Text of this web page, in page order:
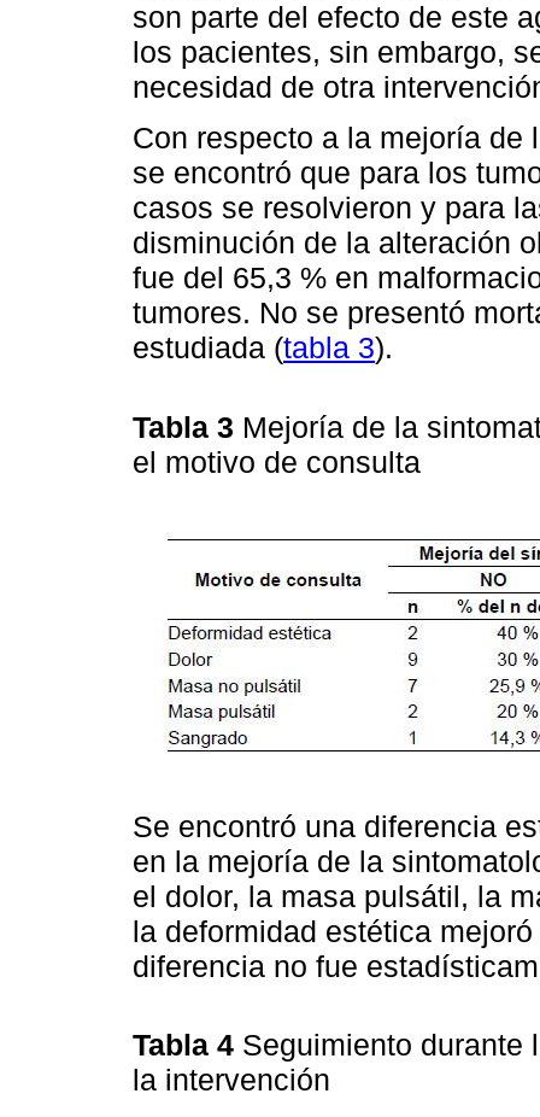
son parte del efecto de este
los pacientes, sin embargo,
necesidad de otra
Con respecto a la mejoría
se encontró que para los
casos se resolvieron y para
disminución de la alteración
fue del 65,3 % en
tumores. No se presentó
estudiada (tabla 3).
Tabla 3 Mejoría de la
el motivo de consulta
Se encontró una diferencia
en la mejoría de la
el dolor, la masa pulsátil, la
la deformidad estética
diferencia no fue
Tabla 4 Seguimiento durante
la intervención